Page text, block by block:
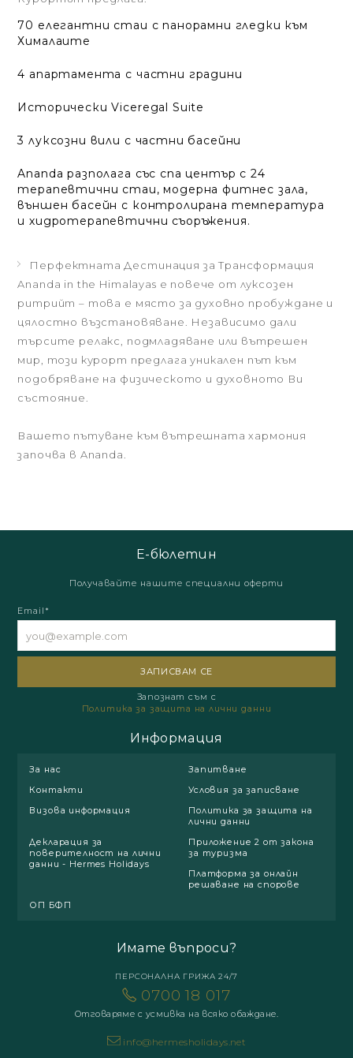
70 елегантни стаи с панорамни гледки към
Хималаите
4 апартамента с частни градини
Исторически Viceregal Suite
3 луксозни вили с частни басейни
Ananda разполага със спа център с 24
терапевтични стаи, модерна фитнес зала,
външен басейн с контролирана температура
и хидротерапевтични съоръжения.
Перфектната Дестинация за Трансформация
Ananda in the Himalayas е повече от луксозен
ритрийт – това е място за духовно пробуждане и
цялостно възстановяване. Независимо дали
търсите релакс, подмладяване или вътрешен
мир, този курорт предлага уникален път към
подобряване на физическото и духовното Ви
състояние.
Вашето пътуване към вътрешната хармония
започва в Ananda.
Е-бюлетин
Получавайте нашите специални оферти
Email*
Запознат съм с
Политика за защита на лични данни
Информация
За нас
Запитване
Контакти
Условия за записване
Визова информация
Политика за защита на
лични данни
Декларация за
поверителност на лични
данни - Hermes Holidays
Приложение 2 от закона
за туризма
Платформа за онлайн
решаване на спорове
ОП БФП
Имате въпроси?
ПЕРСОНАЛНА ГРИЖА 24/7
0700 18 017
Отговаряме с усмивка на всяко обаждане.
info@hermesholidays.net